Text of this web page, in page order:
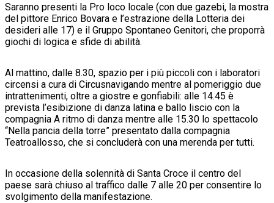
Saranno presenti la Pro loco locale (con due gazebi, la mostra
del pittore Enrico Bovara e l’estrazione della Lotteria dei
desideri alle 17) e il Gruppo Spontaneo Genitori, che proporrà
giochi di logica e sfide di abilità.
Al mattino, dalle 8.30, spazio per i più piccoli con i laboratori
circensi a cura di Circusnavigando mentre al pomeriggio due
intrattenimenti, oltre a giostre e gonfiabili: alle 14.45 è
prevista l’esibizione di danza latina e ballo liscio con la
compagnia A ritmo di danza mentre alle 15.30 lo spettacolo
“Nella pancia della torre” presentato dalla compagnia
Teatroallosso, che si concluderà con una merenda per tutti.
In occasione della solennità di Santa Croce il centro del
paese sarà chiuso al traffico dalle 7 alle 20 per consentire lo
svolgimento della manifestazione.